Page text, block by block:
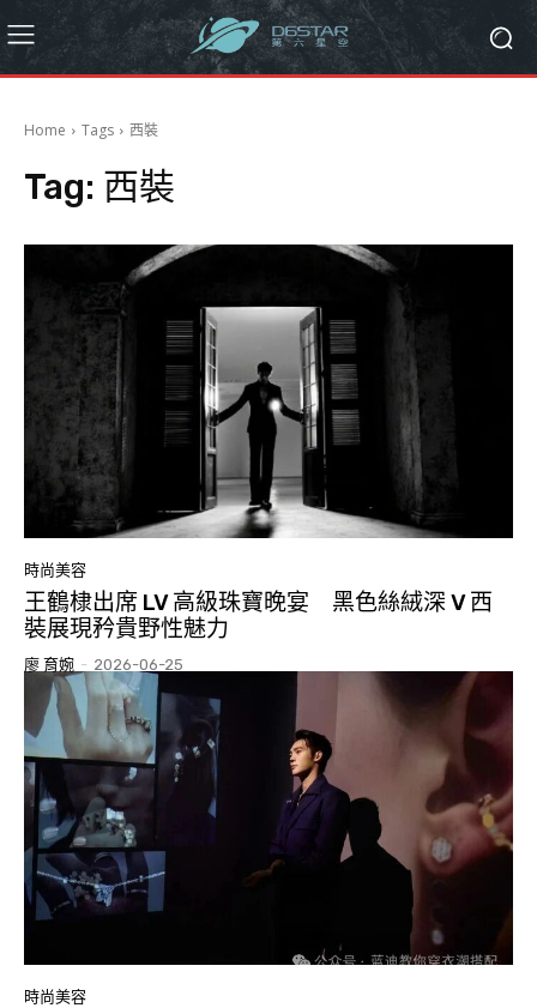
Home Tags 西裝
Tag: 西裝
時尚美容
王鶴棣出席 LV 高級珠寶晚宴 黑色絲絨深 V 西
裝展現矜貴野性魅力
廖 育婉 - 2026-06-25
時尚美容